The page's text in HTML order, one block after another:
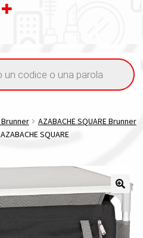
AZABACHE SQUARE Brunner
SQUARE